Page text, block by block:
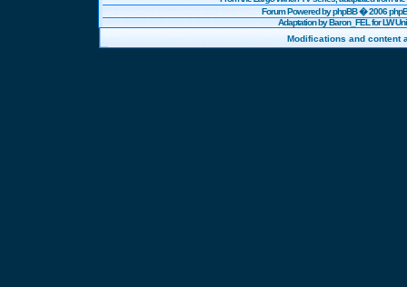
Forum Powered byphpBB� 2006
Adaptation by Baron_FEL for LW
Modifications and content